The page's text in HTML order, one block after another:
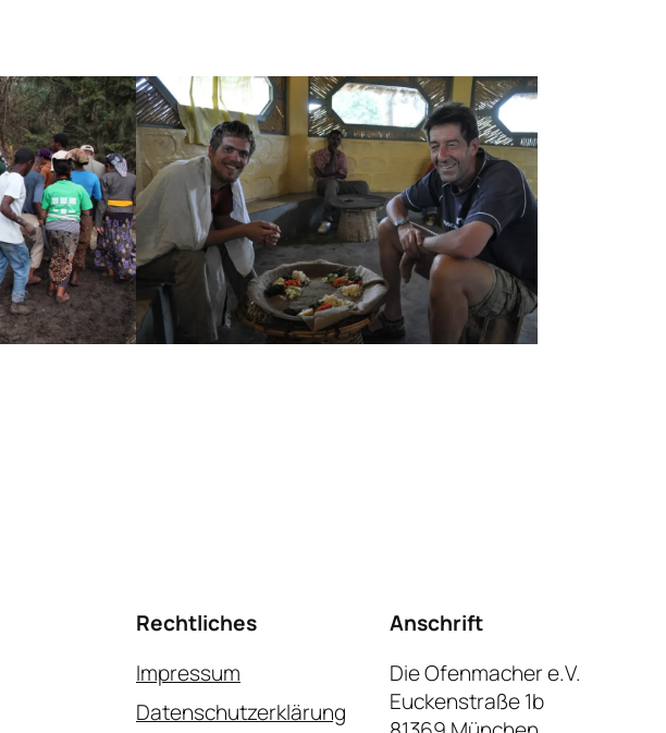
Rechtliches
Impressum
Datenschutzerklärung
Anschrift
Die Ofenmacher e.V.
Euckenstraße 1b